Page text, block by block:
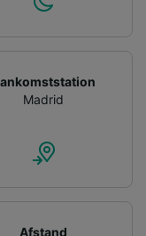
Madrid
Afstand
gegevens
De
ter
en
en